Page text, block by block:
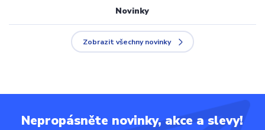
Novinky
Zobrazit všechny novinky
Nepropásněte novinky, akce a slevy!